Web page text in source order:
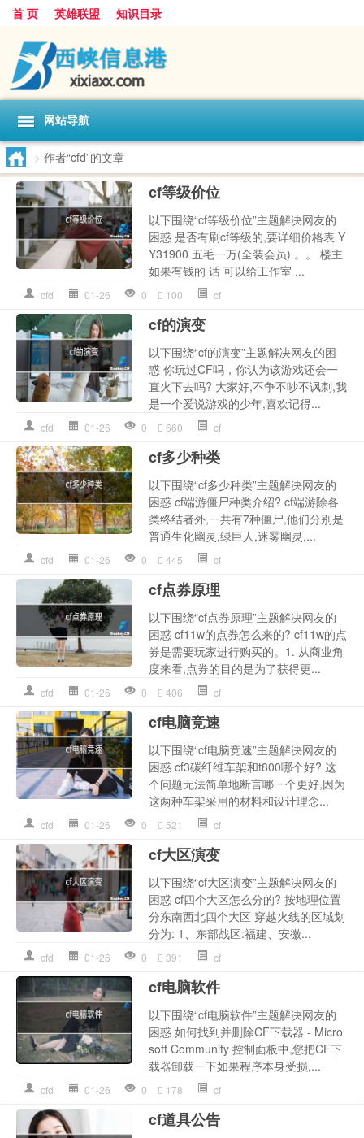
首 页 英雄联盟 知识目录
网站导航
> 作者“cfd”的文章
cf等级价位
以下围绕“cf等级价位”主题解决网友的
困惑 是否有刷cf等级的,要详细价格表 Y
Y31900 五毛一万(全装会员) 。。 楼主
如果有钱的 话 可以给工作室 ...
cfd 01-26 0 100 cf
cf的演变
以下围绕“cf的演变”主题解决网友的困
惑 你玩过CF吗，你认为该游戏还会一
直火下去吗? 大家好,不争不吵不讽刺,我
是一个爱说游戏的少年,喜欢记得...
cfd 01-26 0 660 cf
cf多少种类
以下围绕“cf多少种类”主题解决网友的
困惑 cf端游僵尸种类介绍? cf端游除各
类终结者外,一共有7种僵尸,他们分别是
普通生化幽灵,绿巨人,迷雾幽灵,...
cfd 01-26 0 445 cf
cf点券原理
以下围绕“cf点券原理”主题解决网友的
困惑 cf11w的点券怎么来的? cf11w的点
券是需要玩家进行购买的。1. 从商业角
度来看,点券的目的是为了获得更...
cfd 01-26 0 406 cf
cf电脑竞速
以下围绕“cf电脑竞速”主题解决网友的
困惑 cf3碳纤维车架和t800哪个好? 这
个问题无法简单地断言哪一个更好,因为
这两种车架采用的材料和设计理念...
cfd 01-26 0 521 cf
cf大区演变
以下围绕“cf大区演变”主题解决网友的
困惑 cf四个大区怎么分的? 按地理位置
分东南西北四个大区 穿越火线的区域划
分为: 1、东部战区:福建、安徽...
cfd 01-26 0 391 cf
cf电脑软件
以下围绕“cf电脑软件”主题解决网友的
困惑 如何找到并删除CF下载器 - Micro
soft Community 控制面板中,您把CF下
载器卸载一下如果程序本身受损,...
cfd 01-26 0 178 cf
cf道具公告